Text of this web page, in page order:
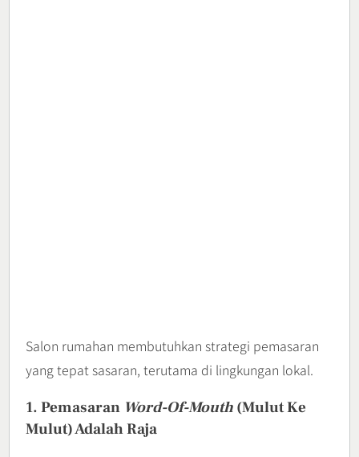
Salon rumahan membutuhkan strategi pemasaran
yang tepat sasaran, terutama di lingkungan lokal.
1. Pemasaran Word-Of-Mouth (Mulut Ke
Mulut) Adalah Raja